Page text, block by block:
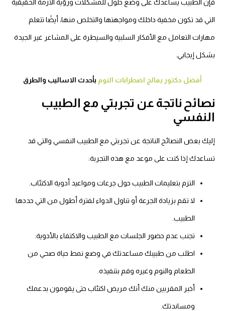
فإن الطبيب يساعدك على وضع حلول للمشكلات ورؤية الأزمة الحقيقية
التي قد تكون مخفية داخلك ومواجهتها والتخلص منها، أيضًا تتعلم
مهارات التعامل مع الأفكار السلبية والسيطرة على المشاعر غير الجيدة
بشكل إيجابي.
أفضل دكتور يعالج اضطرابات النوم بأحدث الاساليب والطرق
نصائح ناتجة عن تجربتي مع الطبيب
النفسي
إليك بعض النصائح الناتجة عن تجربتي مع الطبيب النفسي والتي قد
تساعدك إذا كنت على موعد مع هذه التجربة:
التزم بتعليمات الطبيب حول جرعات ومواعيد أدوية الاكتئاب.
لا تقم بزيادة الجرعة أو تناول الدواء لفترة أطول من التي حددها
الطبيب.
تجنب عدم حضور الجلسات مع الطبيب والاكتفاء بالأدوية.
اطلب من طبيبك مساعدتك في وضع نمط حياة صحي من
الطعام والنوم وغيره وقم بتنفيذه.
أخبر المقربين منك أنك مريض اكتئاب حتى يقومون بدعمك
ومساندتك.